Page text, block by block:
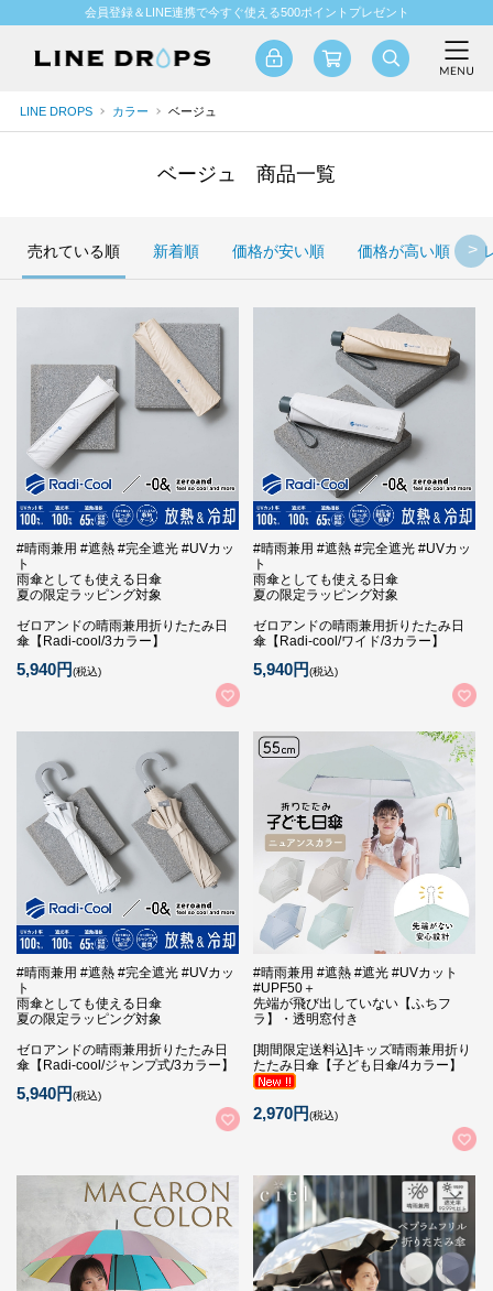
会員登録＆LINE連携で今すぐ使える500ポイントプレゼント
LINE DROPS カラー ベージュ
ベージュ 商品一覧
売れている順 新着順 価格が安い順 価格が高い順
#晴雨兼用 #遮熱 #完全遮光 #UVカッ
ト
雨傘としても使える日傘
夏の限定ラッピング対象
ゼロアンドの晴雨兼用折りたたみ日
傘【Radi-cool/3カラー】
5,940円(税込)
#晴雨兼用 #遮熱 #完全遮光 #UVカッ
ト
雨傘としても使える日傘
夏の限定ラッピング対象
ゼロアンドの晴雨兼用折りたたみ日
傘【Radi-cool/ワイド/3カラー】
5,940円(税込)
#晴雨兼用 #遮熱 #完全遮光 #UVカッ
ト
雨傘としても使える日傘
夏の限定ラッピング対象
ゼロアンドの晴雨兼用折りたたみ日
傘【Radi-cool/ジャンプ式/3カラー】
5,940円(税込)
#晴雨兼用 #遮熱 #遮光 #UVカット
#UPF50＋
先端が飛び出していない【ふちフ
ラ】・透明窓付き
[期間限定送料込]キッズ晴雨兼用折り
たたみ日傘【子ども日傘/4カラー】
2,970円(税込)